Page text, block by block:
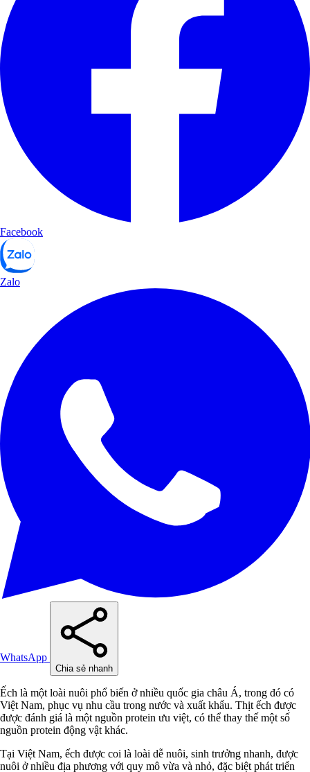
Facebook
Zalo
WhatsApp
Chia sẻ nhanh
Ếch là một loài nuôi phổ biến ở nhiều quốc gia châu Á, trong đó có
Việt Nam, phục vụ nhu cầu trong nước và xuất khẩu. Thịt ếch được
được đánh giá là một nguồn protein ưu việt, có thể thay thế một số
nguồn protein động vật khác.
Tại Việt Nam, ếch được coi là loài dễ nuôi, sinh trưởng nhanh, được
nuôi ở nhiều địa phương với quy mô vừa và nhỏ, đặc biệt phát triển